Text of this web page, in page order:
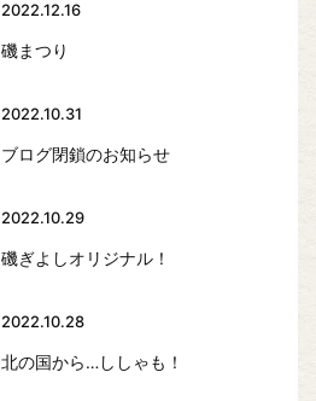
2022.12.16
磯まつり
2022.10.31
ブログ閉鎖のお知らせ
2022.10.29
磯ぎよしオリジナル！
2022.10.28
北の国から…ししゃも！